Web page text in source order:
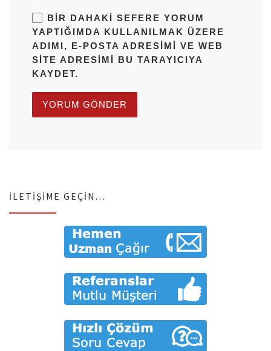
BIR DAHAKI SEFERE YORUM
YAPTIĞIMDA KULLANILMAK ÜZERE
ADIMI, E-POSTA ADRESIMI VE WEB
SITE ADRESIMI BU TARAYICIYA
KAYDET.
İLETIŞIME GEÇIN…